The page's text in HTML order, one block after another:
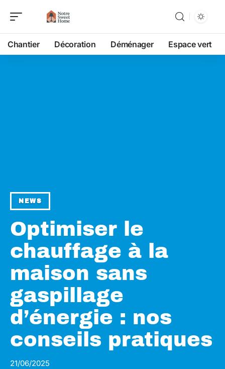
Chantier Décoration Déménager Espace vert
NEWS
Optimiser le
chauffage à la
maison sans
gaspillage
d’énergie : nos
conseils pratiques
21/06/2025